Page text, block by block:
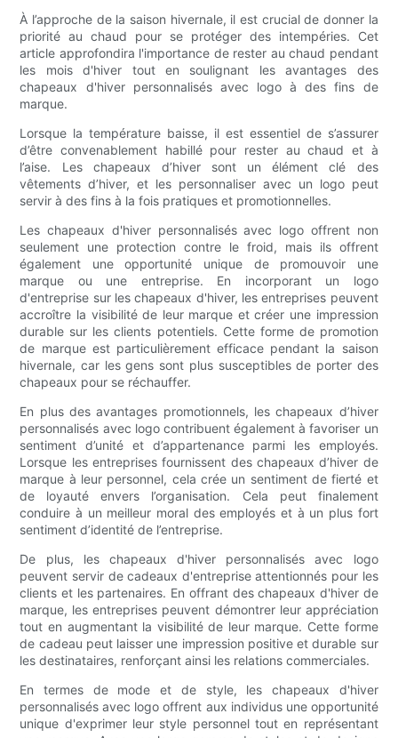
À l’approche de la saison hivernale, il est crucial de donner la
priorité au chaud pour se protéger des intempéries. Cet
article approfondira l'importance de rester au chaud pendant
les mois d'hiver tout en soulignant les avantages des
chapeaux d'hiver personnalisés avec logo à des fins de
marque.
Lorsque la température baisse, il est essentiel de s’assurer
d’être convenablement habillé pour rester au chaud et à
l’aise. Les chapeaux d’hiver sont un élément clé des
vêtements d’hiver, et les personnaliser avec un logo peut
servir à des fins à la fois pratiques et promotionnelles.
Les chapeaux d'hiver personnalisés avec logo offrent non
seulement une protection contre le froid, mais ils offrent
également une opportunité unique de promouvoir une
marque ou une entreprise. En incorporant un logo
d'entreprise sur les chapeaux d'hiver, les entreprises peuvent
accroître la visibilité de leur marque et créer une impression
durable sur les clients potentiels. Cette forme de promotion
de marque est particulièrement efficace pendant la saison
hivernale, car les gens sont plus susceptibles de porter des
chapeaux pour se réchauffer.
En plus des avantages promotionnels, les chapeaux d’hiver
personnalisés avec logo contribuent également à favoriser un
sentiment d’unité et d’appartenance parmi les employés.
Lorsque les entreprises fournissent des chapeaux d’hiver de
marque à leur personnel, cela crée un sentiment de fierté et
de loyauté envers l’organisation. Cela peut finalement
conduire à un meilleur moral des employés et à un plus fort
sentiment d’identité de l’entreprise.
De plus, les chapeaux d'hiver personnalisés avec logo
peuvent servir de cadeaux d'entreprise attentionnés pour les
clients et les partenaires. En offrant des chapeaux d'hiver de
marque, les entreprises peuvent démontrer leur appréciation
tout en augmentant la visibilité de leur marque. Cette forme
de cadeau peut laisser une impression positive et durable sur
les destinataires, renforçant ainsi les relations commerciales.
En termes de mode et de style, les chapeaux d'hiver
personnalisés avec logo offrent aux individus une opportunité
unique d'exprimer leur style personnel tout en représentant